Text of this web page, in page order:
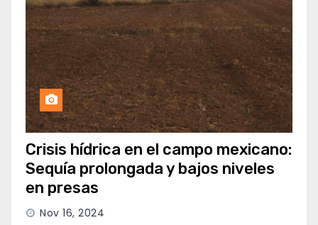
Crisis hídrica en el campo mexicano:
Sequía prolongada y bajos niveles
en presas
Nov 16, 2024